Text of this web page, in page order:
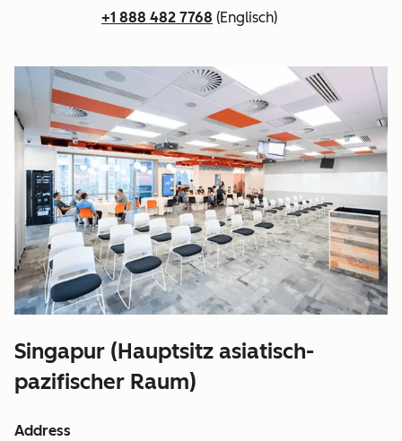
+1 888 482 7768 (Englisch)
Singapur (Hauptsitz asiatisch-
pazifischer Raum)
Address